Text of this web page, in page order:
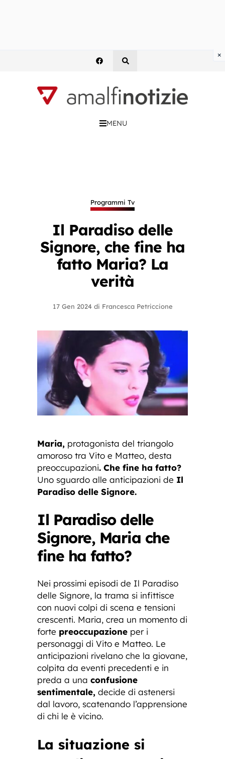
MENU
Programmi Tv
Il Paradiso delle
Signore, che fine ha
fatto Maria? La
verità
17 Gen 2024 di Francesca Petriccione
Maria, protagonista del triangolo
amoroso tra Vito e Matteo, desta
preoccupazioni. Che fine ha fatto?
Uno sguardo alle anticipazioni de Il
Paradiso delle Signore.
Il Paradiso delle
Signore, Maria che
fine ha fatto?
Nei prossimi episodi de Il Paradiso
delle Signore, la trama si infittisce
con nuovi colpi di scena e tensioni
crescenti. Maria, crea un momento di
forte preoccupazione per i
personaggi di Vito e Matteo. Le
anticipazioni rivelano che la giovane,
colpita da eventi precedenti e in
preda a una confusione
sentimentale, decide di astenersi
dal lavoro, scatenando l’apprensione
di chi le è vicino.
La situazione si
×